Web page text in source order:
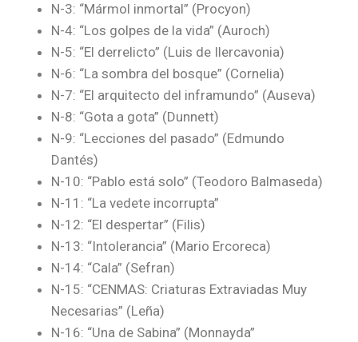
N-3: “Mármol inmortal” (Procyon)
N-4: “Los golpes de la vida” (Auroch)
N-5: “El derrelicto” (Luis de Ilercavonia)
N-6: “La sombra del bosque” (Cornelia)
N-7: “El arquitecto del inframundo” (Auseva)
N-8: “Gota a gota” (Dunnett)
N-9: “Lecciones del pasado” (Edmundo
Dantés)
N-10: “Pablo está solo” (Teodoro Balmaseda)
N-11: “La vedete incorrupta”
N-12: “El despertar” (Filis)
N-13: “Intolerancia” (Mario Ercoreca)
N-14: “Cala” (Sefran)
N-15: “CENMAS: Criaturas Extraviadas Muy
Necesarias” (Leña)
N-16: “Una de Sabina” (Monnayda”